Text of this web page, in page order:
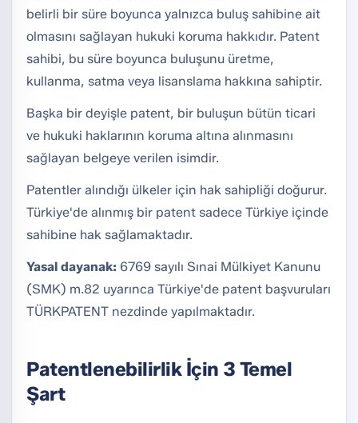
belirli bir süre boyunca yalnızca buluş sahibine ait
olmasını sağlayan hukuki koruma hakkıdır. Patent
sahibi, bu süre boyunca buluşunu üretme,
kullanma, satma veya lisanslama hakkına sahiptir.
Başka bir deyişle patent, bir buluşun bütün ticari
ve hukuki haklarının koruma altına alınmasını
sağlayan belgeye verilen isimdir.
Patentler alındığı ülkeler için hak sahipliği doğurur.
Türkiye'de alınmış bir patent sadece Türkiye içinde
sahibine hak sağlamaktadır.
Yasal dayanak: 6769 sayılı Sınai Mülkiyet Kanunu
(SMK) m.82 uyarınca Türkiye'de patent başvuruları
TÜRKPATENT nezdinde yapılmaktadır.
Patentlenebilirlik İçin 3 Temel
Şart